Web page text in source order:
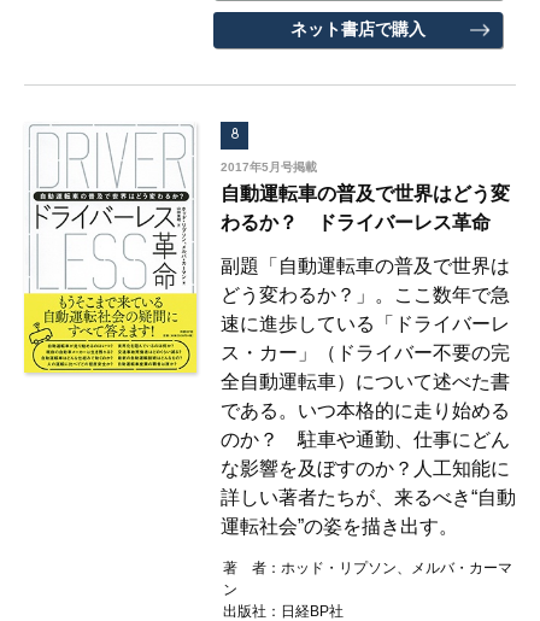
ネット書店で購入
8
2017年5月号掲載
自動運転車の普及で世界はどう変
わるか？ ドライバーレス革命
副題「自動運転車の普及で世界は
どう変わるか？」。ここ数年で急
速に進歩している「ドライバーレ
ス・カー」（ドライバー不要の完
全自動運転車）について述べた書
である。いつ本格的に走り始める
のか？ 駐車や通勤、仕事にどん
な影響を及ぼすのか？人工知能に
詳しい著者たちが、来るべき“自動
運転社会”の姿を描き出す。
著 者：ホッド・リプソン、メルバ・カーマ
ン
出版社：日経BP社